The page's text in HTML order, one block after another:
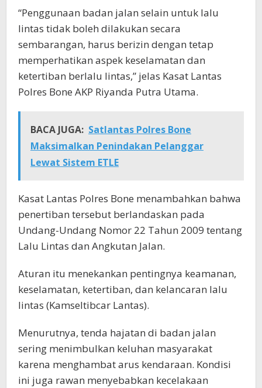
“Penggunaan badan jalan selain untuk lalu
lintas tidak boleh dilakukan secara
sembarangan, harus berizin dengan tetap
memperhatikan aspek keselamatan dan
ketertiban berlalu lintas,” jelas Kasat Lantas
Polres Bone AKP Riyanda Putra Utama.
BACA JUGA: Satlantas Polres Bone
Maksimalkan Penindakan Pelanggar
Lewat Sistem ETLE
Kasat Lantas Polres Bone menambahkan bahwa
penertiban tersebut berlandaskan pada
Undang-Undang Nomor 22 Tahun 2009 tentang
Lalu Lintas dan Angkutan Jalan.
Aturan itu menekankan pentingnya keamanan,
keselamatan, ketertiban, dan kelancaran lalu
lintas (Kamseltibcar Lantas).
Menurutnya, tenda hajatan di badan jalan
sering menimbulkan keluhan masyarakat
karena menghambat arus kendaraan. Kondisi
ini juga rawan menyebabkan kecelakaan